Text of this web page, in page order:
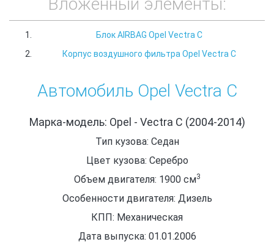
Блок AIRBAG Opel Vectra C
Корпус воздушного фильтра Opel Vectra C
Автомобиль Opel Vectra C
Марка-модель: Opel - Vectra C (2004-2014)
Тип кузова: Седан
Цвет кузова: Серебро
Объем двигателя: 1900 см3
Особенности двигателя: Дизель
КПП: Механическая
Дата выпуска: 01.01.2006